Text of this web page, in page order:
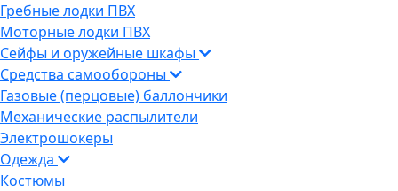
Гребные лодки ПВХ
Моторные лодки ПВХ
Сейфы и оружейные шкафы
Средства самообороны
Газовые (перцовые) баллончики
Механические распылители
Электрошокеры
Одежда
Костюмы